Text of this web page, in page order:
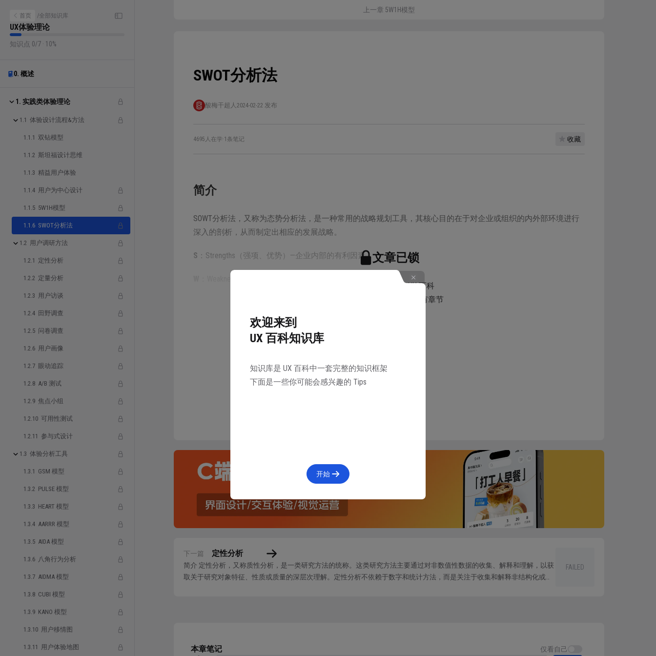
首页 /全部知识库
UX体验理论
知识点 0/7 · 10%
0. 概述
1. 实践类体验理论
1.1 体验设计流程&方法
1.1.1 双钻模型
1.1.2 斯坦福设计思维
1.1.3 精益用户体验
1.1.4 用户为中心设计
1.1.5 5W1H模型
1.1.6 SWOT分析法
1.2 用户调研方法
1.2.1 定性分析
1.2.2 定量分析
1.2.3 用户访谈
1.2.4 田野调查
1.2.5 问卷调查
1.2.6 用户画像
1.2.7 眼动追踪
1.2.8 A/B 测试
1.2.9 焦点小组
1.2.10 可用性测试
1.2.11 参与式设计
1.3 体验分析工具
1.3.1 GSM 模型
1.3.2 PULSE 模型
1.3.3 HEART 模型
1.3.4 AARRR 模型
1.3.5 AIDA 模型
1.3.6 八角行为分析
1.3.7 AIDMA 模型
1.3.8 CUBI 模型
1.3.9 KANO 模型
1.3.10 用户移情图
1.3.11 用户体验地图
上一章 5W1H模型
SWOT分析法
酸梅干超人 2024-02-22 发布
4695人在学·1条笔记 收藏
文章已锁
邀请 1 名好友注册 UX 百科
可以共同解锁本知识库所有章节
简介
SOWT分析法，又称为态势分析法，是一种常用的战略规划工具，其核心目的在于对企业或组织的内外部环境进行
深入的剖析，从而制定出相应的发展战略。
S ：Strengths（强项、优势）—企业内部的有利因素
：Threats（威胁）——外部的不利因素
业也可以根据自己的优劣势和面临的机会威胁制定相应的行动计划，以确保战略的顺利实施。
发展历史
从最初的伦德在1965年提出的孤立分析企业内部优势和外部机会的概念，到肯尼斯·安德鲁斯在1971年提出的将战
略分析分为“可以做”（基于外部环境的机会和威胁）和“能做”（基于内部环境的优势和劣势）两个部分，即SW。再
到20世纪80年代海因茨·韦里克对SWOT分析矩阵模型的完善。自此以后，SWOT分析被广泛地应用于企业的战略分析
具体说明
使用表格或者图表将四个方向的内容均罗列出来，必要时可以做交叉验证。
下一篇 定性分析
简介 定性分析，又称质性分析，是一类研究方法的统称。这类研究方法主要通过对非数值性数据的收集、解释和理解，以获
取关于研究对象特征、性质或质量的深层次理解。定性分析不依赖于数字和统计方法，而是关注于收集和解释非结构化或半
FAILED
本章笔记 仅看自己
欢迎来到
UX 百科知识库
知识库是 UX 百科中一套完整的知识框架
下面是一些你可能会感兴趣的 Tips
开始